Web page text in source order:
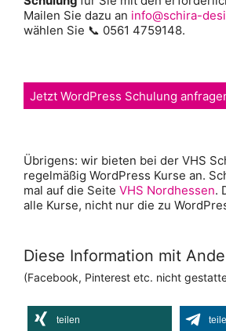
Mailen Sie dazu an info@schira-
wählen Sie 📞 0561 4759148.
Jetzt WordPress Schulung
Übrigens: wir bieten bei der VHS
regelmäßig WordPress Kurse an.
mal auf die Seite VHS Nordhessen.
alle Kurse, nicht nur die zu
Diese Information mit
(Facebook, Pinterest etc. nicht
teilen